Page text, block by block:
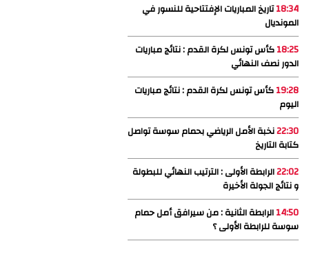
18:34تاريخ المباريات الإفتتاحية للنسور في
المونديال
18:25كأس تونس لكرة القدم : نتائج مباريات
الدور نصف النهائي
19:28كأس تونس لكرة القدم : نتائج مباريات
اليوم
22:30نخبة الأمل الرياضي بحمام سوسة تواصل
كتابة التاريخ
22:02الرابطة الأولى : الترتيب النهائي للبطولة
و نتائج الجولة الأخيرة
14:50الرابطة الثانية : من سيرافق أمل حمام
سوسة للرابطة الأولى ؟